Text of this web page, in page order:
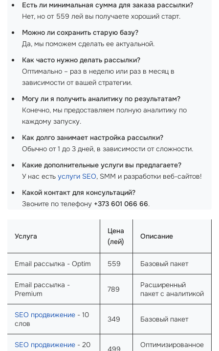
Есть ли минимальная сумма для заказа рассылки?
Нет, но от 559 лей вы получаете хороший старт.
Можно ли сохранить старую базу?
Да, мы поможем сделать ее актуальной.
Как часто нужно делать рассылки?
Оптимально – раз в неделю или раз в месяц в
зависимости от вашей стратегии.
Могу ли я получить аналитику по результатам?
Конечно, мы предоставляем полную аналитику по
каждому запуску.
Как долго занимает настройка рассылки?
Обычно от 1 до 3 дней, в зависимости от сложности.
Какие дополнительные услуги вы предлагаете?
У нас есть услуги SEO, SMM и разработки веб-сайтов!
Какой контакт для консультаций?
Звоните по телефону +373 601 066 66.
Услуга
Цена
(лей)
Описание
Email рассылка - Optim 559 Базовый пакет
Email рассылка -
Premium
789
Расширенный
пакет с аналитикой
SEO продвижение - 10
слов
349 Базовый пакет
SEO продвижение - 20
499
Оптимизированное